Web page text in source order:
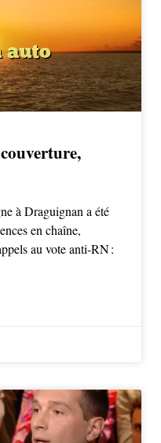
à Draguignan a été
en chaîne,
au vote anti-RN :